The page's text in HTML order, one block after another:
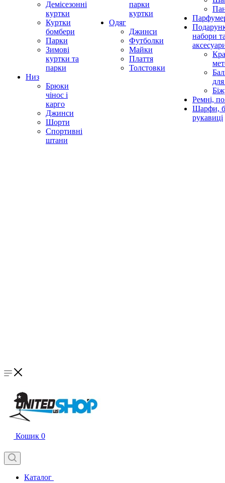
Демісезонні
куртки
Куртки
бомбери
Парки
Зимові
куртки та
парки
Низ
Брюки
чінос і
карго
Джинси
Шорти
Спортивні
штани
парки
куртки
Одяг
Джинси
Футболки
Майки
Плаття
Толстовки
набори
Ремні,
Шарфи,
рукавиці
Кошик 0
Каталог